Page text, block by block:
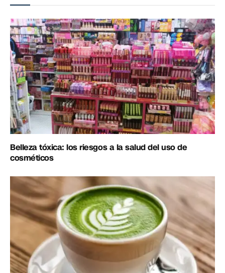
Belleza tóxica: los riesgos a la salud del uso de
cosméticos